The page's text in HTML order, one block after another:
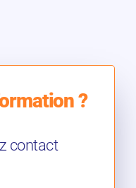
?
contact